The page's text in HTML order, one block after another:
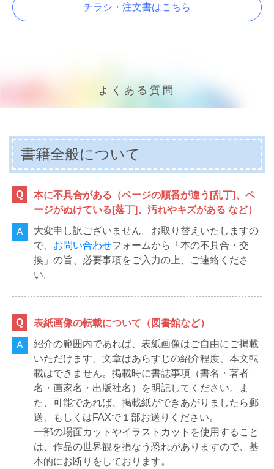
チラシ・注文書はこちら
よくある質問
書籍全般について
本に不具合がある（ページの順番が違う[乱丁]、ペ
ージがぬけている[落丁]、汚れやキズがある など）
大変申し訳ございません。お取り替えいたしますの
で、 お問い合わせフォームから「本の不具合・交
換」の旨、必要事項をご入力の上、ご連絡くださ
い。
表紙画像の転載について（図書館など）
紹介の範囲内であれば、表紙画像はご自由にご掲載
いただけます。文章はあらすじの紹介程度、本文転
載はできません。掲載時に書誌事項（書名・著者
名・画家名・出版社名）を明記してください。ま
た、可能であれば、掲載紙ができあがりましたら郵
送、もしくはFAXで１部お送りください。
一部の場面カットやイラストカットを使用すること
は、作品の世界観を損なう恐れがありますので、基
本的にお断りをしております。